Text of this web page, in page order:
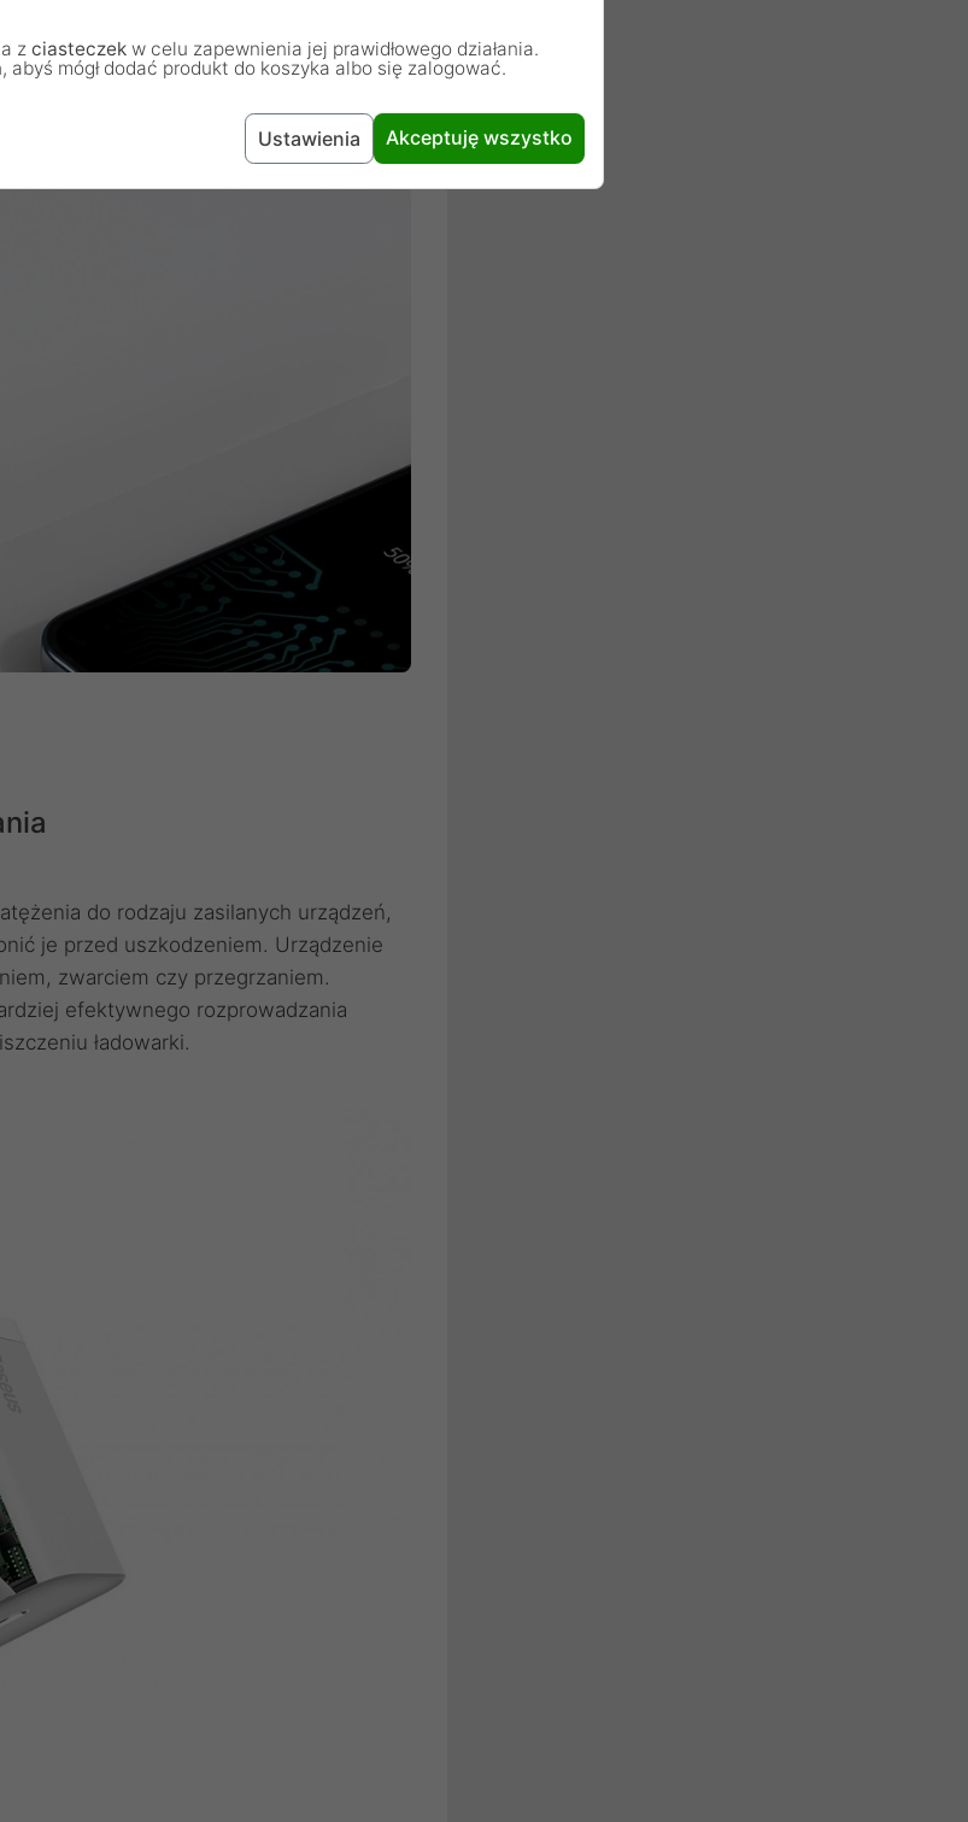
do rodzaju zasilanych urządzeń,
je przed uszkodzeniem. Urządzenie
zwarciem czy przegrzaniem.
efektywnego rozprowadzania
ładowarki.
z ciasteczek w celu zapewnienia jej prawidłowego działania.
abyś mógł dodać produkt do koszyka albo się zalogować.
Ustawienia Akceptuję wszystko